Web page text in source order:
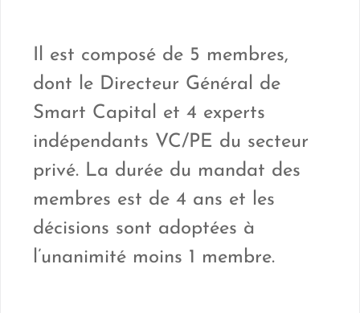
Il est composé de 5 membres,
dont le Directeur Général de
Smart Capital et 4 experts
indépendants VC/PE du secteur
privé. La durée du mandat des
membres est de 4 ans et les
décisions sont adoptées à
l’unanimité moins 1 membre.